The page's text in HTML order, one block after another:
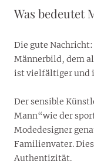
Was bedeutet
Die gute
Männerbild, dem
ist vielfältiger und
Der sensible
Mann“wie der
Modedesigner
Familienvater.
Authentizität.